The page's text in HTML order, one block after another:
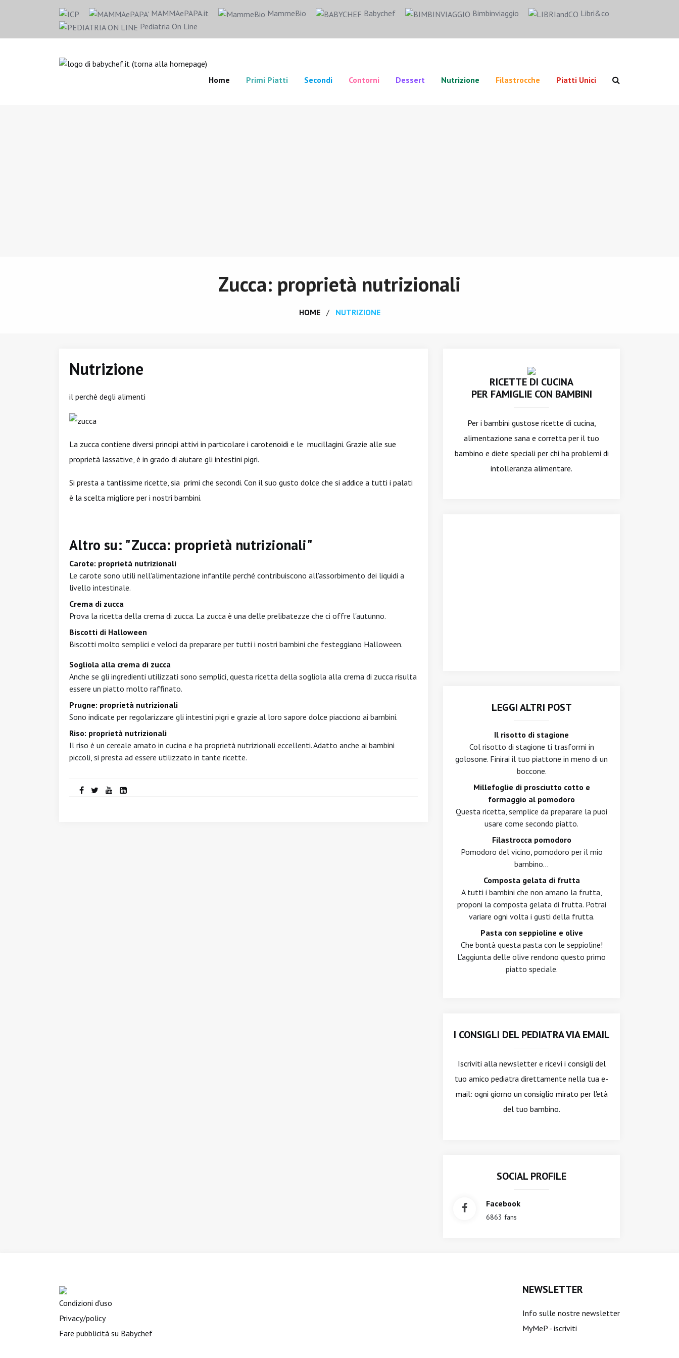
MAMMAePAPA.it MammeBio Babychef Bimbinviaggio
Libri&co
Pediatria On Line
Home Primi Piatti Secondi Contorni Dessert Nutrizione Filastrocche Piatti Unici
Zucca: proprietà nutrizionali
HOME NUTRIZIONE
Nutrizione
il perchè degli alimenti
La zucca contiene diversi principi attivi in particolare i carotenoidi e le mucillagini. Grazie alle sue
proprietà lassative, è in grado di aiutare gli intestini pigri.
Si presta a tantissime ricette, sia primi che secondi. Con il suo gusto dolce che si addice a tutti i palati
è la scelta migliore per i nostri bambini.
Altro su: "Zucca: proprietà nutrizionali"
Carote: proprietà nutrizionali
Le carote sono utili nell'alimentazione infantile perché contribuiscono all'assorbimento dei liquidi a
livello intestinale.
Crema di zucca
Prova la ricetta della crema di zucca. La zucca è una delle prelibatezze che ci offre l'autunno.
Biscotti di Halloween
Biscotti molto semplici e veloci da preparare per tutti i nostri bambini che festeggiano Halloween.
Sogliola alla crema di zucca
Anche se gli ingredienti utilizzati sono semplici, questa ricetta della sogliola alla crema di zucca risulta
essere un piatto molto raffinato.
Prugne: proprietà nutrizionali
Sono indicate per regolarizzare gli intestini pigri e grazie al loro sapore dolce piacciono ai bambini.
Riso: proprietà nutrizionali
Il riso è un cereale amato in cucina e ha proprietà nutrizionali eccellenti. Adatto anche ai bambini
piccoli, si presta ad essere utilizzato in tante ricette.
RICETTE DI CUCINA
PER FAMIGLIE CON BAMBINI
Per i bambini gustose ricette di cucina,
alimentazione sana e corretta per il tuo
bambino e diete speciali per chi ha problemi di
intolleranza alimentare.
LEGGI ALTRI POST
Il risotto di stagione
Col risotto di stagione ti trasformi in
golosone. Finirai il tuo piattone in meno di un
boccone.
Millefoglie di prosciutto cotto e
formaggio al pomodoro
Questa ricetta, semplice da preparare la puoi
usare come secondo piatto.
Filastrocca pomodoro
Pomodoro del vicino, pomodoro per il mio
bambino...
Composta gelata di frutta
A tutti i bambini che non amano la frutta,
proponi la composta gelata di frutta. Potrai
variare ogni volta i gusti della frutta.
Pasta con seppioline e olive
Che bontà questa pasta con le seppioline!
L'aggiunta delle olive rendono questo primo
piatto speciale.
I CONSIGLI DEL PEDIATRA VIA EMAIL
Iscriviti alla newslettere ricevi i consigli del
tuo amico pediatra direttamente nella tua e-
mail: ogni giorno un consiglio mirato per l'età
del tuo bambino.
SOCIAL PROFILE
Facebook
6863 fans
Condizioni d'uso
Privacy/policy
Fare pubblicità su Babychef
NEWSLETTER
Info sulle nostre newsletter
MyMeP - iscriviti